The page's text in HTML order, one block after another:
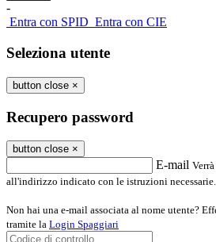
-
Entra con SPID Entra con CIE
Seleziona utente
button close ×
Recupero password
button close ×
E-mail
all'indirizzo indicato con le istruzioni necessarie.
Non hai una e-mail associata al nome utente?
tramite la Login Spaggiari